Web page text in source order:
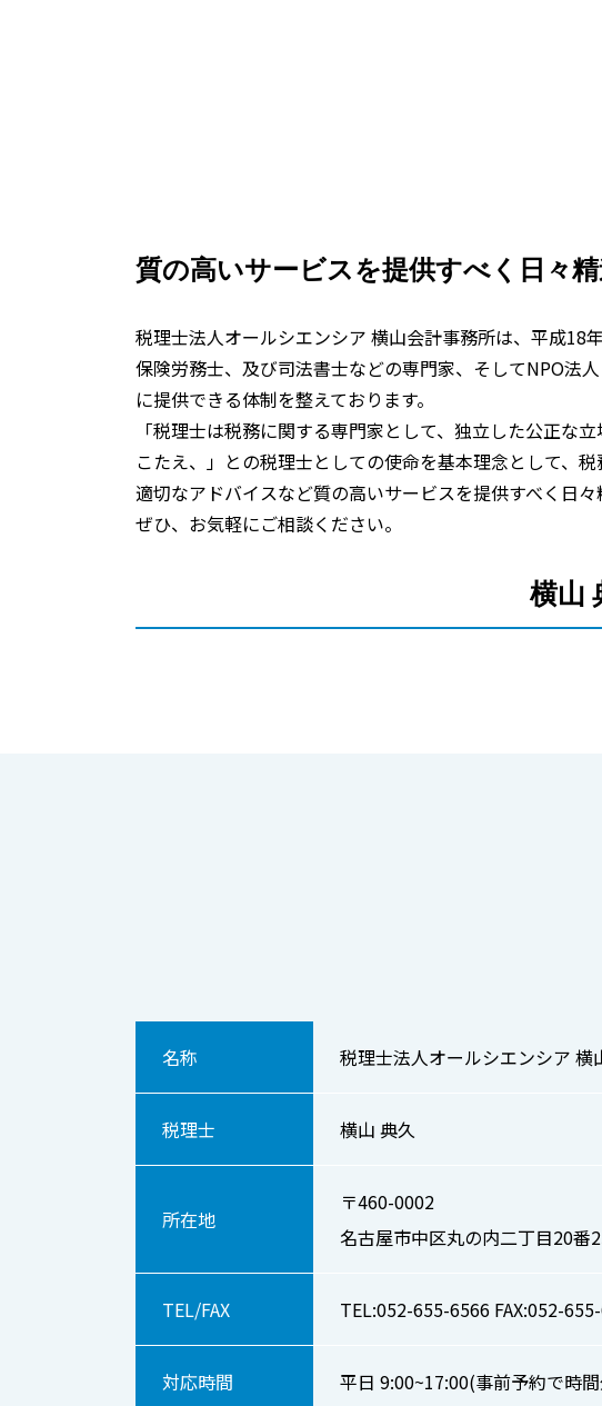
質の高いサービスを提供すべく 日々
税理士法人オールシエンシア 横山会計事務所は、平成18
保険労務士、及び司法書士などの専門家、そしてNPO法
に提供できる体制を整えております。
「税理士は税務に関する専門家として、独立した公正な
こたえ、」との税理士としての使命を基本理念として、
適切なアドバイスなど質の高いサービスを提供すべく日々
ぜひ、お気軽にご相談ください。
横山
名称 税理士法人オールシエンシア 横
税理士 横山 典久
所在地
〒460-0002
名古屋市中区丸の内二丁目20番
TEL/FAX TEL:052-655-6566 FAX:052-
対応時間 平日 9:00~17:00(事前予約で時